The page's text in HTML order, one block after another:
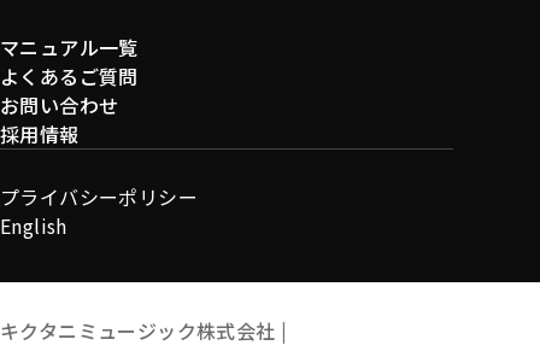
マニュアル一覧
よくあるご質問
お問い合わせ
採用情報
プライバシーポリシー
English
キクタニミュージック株式会社 |